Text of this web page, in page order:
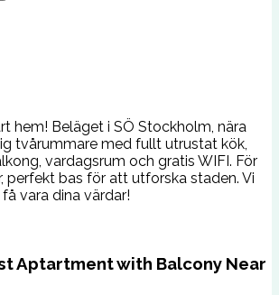
hem! Beläget i SÖ Stockholm, nära
tvårummare med fullt utrustat kök,
vardagsrum och gratis WIFI. För
perfekt bas för att utforska staden. Vi
vara dina värdar!
Aptartment with Balcony Near